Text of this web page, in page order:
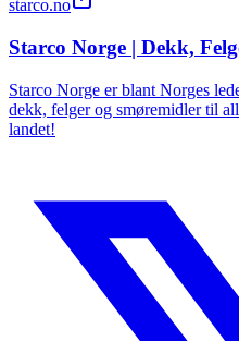
starco.no
Starco Norge | Dekk,
Starco Norge er blant Norges
dekk, felger og smøremidler til
landet!